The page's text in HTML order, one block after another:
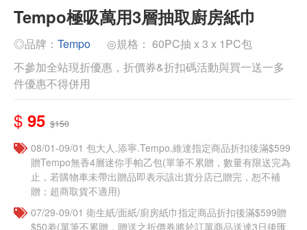
Tempo極吸萬用3層抽取廚房紙巾
◎品牌： Tempo
◎規格： 60PC抽 x 3 x 1PC包
不參加全站現折優惠，折價券&折扣碼活動與買一送一多
件優惠不得併用
$ 95 $150
08/01-09/01 包大人.添寧.Tempo.維達指定商品折扣後滿$599
贈Tempo無香4層迷你手帕乙包(單筆不累贈，數量有限送完為
止，若購物車未帶出贈品即表示該出貨分店已贈完，恕不補
贈；超商取貨不適用)
07/29-09/01 衛生紙/面紙/廚房紙巾指定商品折扣後滿$599贈
$50劵(單筆不累贈，贈送之折價券將於訂單商品送達3日後匯